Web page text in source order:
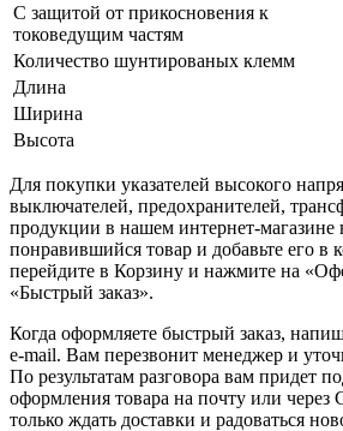
С защитой от прикосновения к
токоведущим частям
Количество шунтированых клемм
Длина
Ширина
Высота
Для покупки указателей высокого
выключателей, предохранителей,
продукции в нашем интернет-магазине
понравившийся товар и добавьте его в
перейдите в Корзину и нажмите на
«Быстрый заказ».
Когда оформляете быстрый заказ,
e-mail. Вам перезвонит менеджер и
По результатам разговора вам придет
оформления товара на почту или через
только ждать доставки и радоваться